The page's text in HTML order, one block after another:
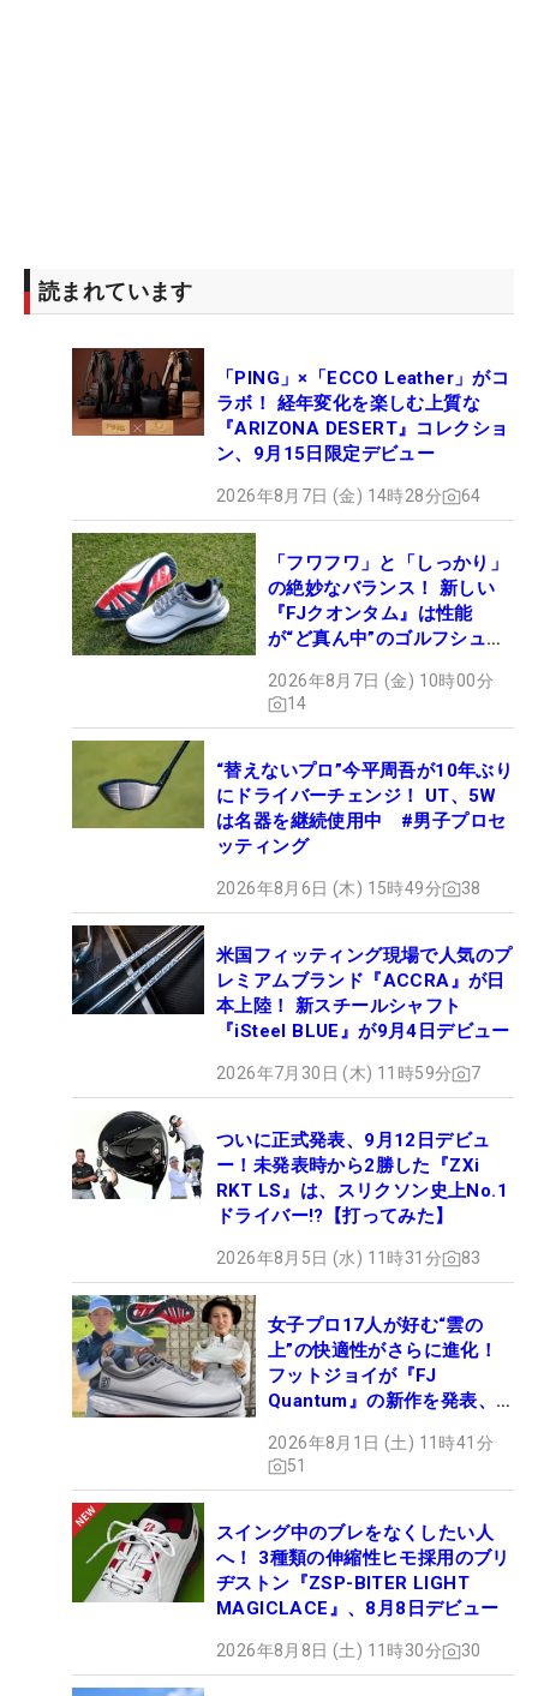
読まれています
「PING」×「ECCO Leather」がコ
ラボ！ 経年変化を楽しむ上質な
『ARIZONA DESERT』コレクショ
ン、9月15日限定デビュー
2026年8月7日 (金) 14時28分 64
「フワフワ」と「しっかり」
の絶妙なバランス！ 新しい
『FJクオンタム』は性能
が“ど真ん中”のゴルフシュー
2026年8月7日 (金) 10時00分
14
“替えないプロ”今平周吾が10年ぶり
にドライバーチェンジ！ UT、5W
は名器を継続使用中 #男子プロセ
ッティング
2026年8月6日 (木) 15時49分 38
米国フィッティング現場で人気のプ
レミアムブランド『ACCRA』が日
本上陸！ 新スチールシャフト
『iSteel BLUE』が9月4日デビュー
2026年7月30日 (木) 11時59分 7
ついに正式発表、9月12日デビュ
ー！未発表時から2勝した『ZXi
RKT LS』は、スリクソン史上No.1
ドライバー!?【打ってみた】
2026年8月5日 (水) 11時31分 83
女子プロ17人が好む“雲の
上”の快適性がさらに進化！
フットジョイが『FJ
Quantum』の新作を発表、8
2026年8月1日 (土) 11時41分
51
スイング中のブレをなくしたい人
へ！ 3種類の伸縮性ヒモ採用のブリ
ヂストン『ZSP-BITER LIGHT
MAGICLACE』、8月8日デビュー
2026年8月8日 (土) 11時30分 30